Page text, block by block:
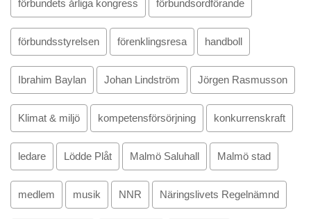
förbundets årliga kongress förbundsordförande
förbundsstyrelsen förenklingsresa handboll
Ibrahim Baylan Johan Lindström Jörgen Rasmusson
Klimat & miljö kompetensförsörjning konkurrenskraft
ledare Lödde Plåt Malmö Saluhall Malmö stad
medlem musik NNR Näringslivets Regelnämnd